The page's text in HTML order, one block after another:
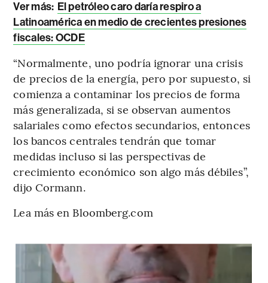
Ver más: El petróleo caro daría respiro a
Latinoamérica en medio de crecientes presiones
fiscales: OCDE
“Normalmente, uno podría ignorar una crisis
de precios de la energía, pero por supuesto, si
comienza a contaminar los precios de forma
más generalizada, si se observan aumentos
salariales como efectos secundarios, entonces
los bancos centrales tendrán que tomar
medidas incluso si las perspectivas de
crecimiento económico son algo más débiles”,
dijo Cormann.
Lea más en Bloomberg.com